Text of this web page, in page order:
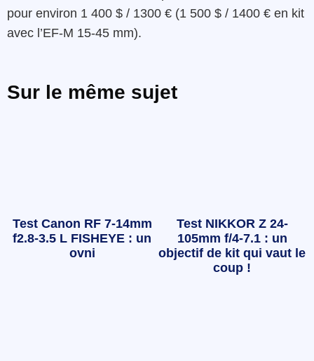
pour environ 1 400 $ / 1300 € (1 500 $ / 1400 € en kit
avec l’EF-M 15-45 mm).
Sur le même sujet
Test Canon RF 7-14mm
f2.8-3.5 L FISHEYE : un
ovni
Test NIKKOR Z 24-
105mm f/4-7.1 : un
objectif de kit qui vaut le
coup !